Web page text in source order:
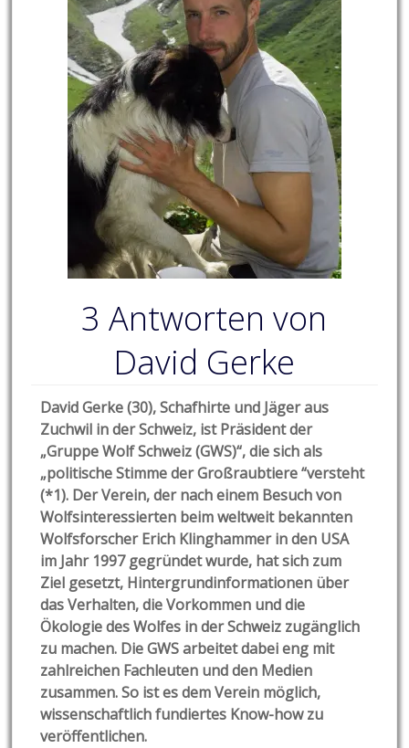
3 Antworten von
David Gerke
David Gerke (30), Schafhirte und Jäger aus
Zuchwil in der Schweiz, ist Präsident der
„Gruppe Wolf Schweiz (GWS)“, die sich als
„politische Stimme der Großraubtiere “versteht
(*1). Der Verein, der nach einem Besuch von
Wolfsinteressierten beim weltweit bekannten
Wolfsforscher Erich Klinghammer in den USA
im Jahr 1997 gegründet wurde, hat sich zum
Ziel gesetzt, Hintergrundinformationen über
das Verhalten, die Vorkommen und die
Ökologie des Wolfes in der Schweiz zugänglich
zu machen. Die GWS arbeitet dabei eng mit
zahlreichen Fachleuten und den Medien
zusammen. So ist es dem Verein möglich,
wissenschaftlich fundiertes Know-how zu
veröffentlichen.